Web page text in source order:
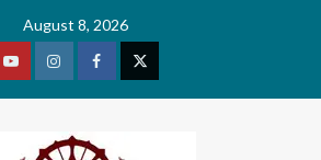
August 8, 2026
YoutubeVimeoFacebookTwitter